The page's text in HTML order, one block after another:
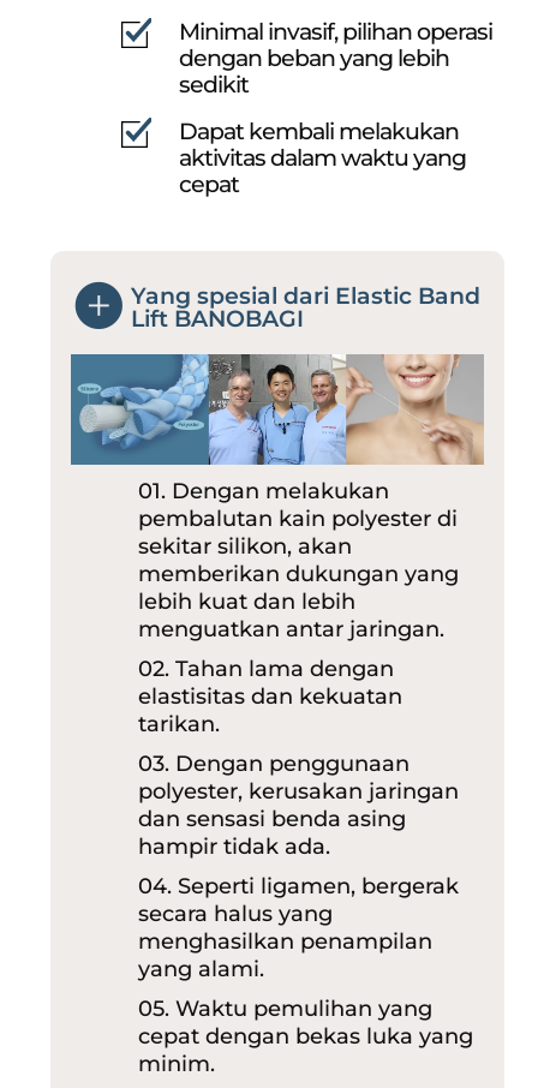
Minimal invasif, pilihan operasi
dengan beban yang lebih
sedikit
Dapat kembali melakukan
aktivitas dalam waktu yang
cepat
Yang spesial dari Elastic Band
Lift BANOBAGI
01. Dengan melakukan
pembalutan kain polyester di
sekitar silikon, akan
memberikan dukungan yang
lebih kuat dan lebih
menguatkan antar jaringan.
02. Tahan lama dengan
elastisitas dan kekuatan
tarikan.
03. Dengan penggunaan
polyester, kerusakan jaringan
dan sensasi benda asing
hampir tidak ada.
04. Seperti ligamen, bergerak
secara halus yang
menghasilkan penampilan
yang alami.
05. Waktu pemulihan yang
cepat dengan bekas luka yang
minim.